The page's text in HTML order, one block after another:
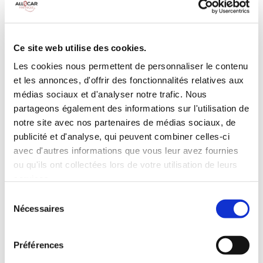
Ce site web utilise des cookies.
Les cookies nous permettent de personnaliser le contenu
et les annonces, d'offrir des fonctionnalités relatives aux
médias sociaux et d'analyser notre trafic. Nous
partageons également des informations sur l'utilisation de
notre site avec nos partenaires de médias sociaux, de
publicité et d'analyse, qui peuvent combiner celles-ci
avec d'autres informations que vous leur avez fournies
ou qu'ils ont collectées lors de votre utilisation de leurs
Nécessaires
Préférences
Galerie de toit Habillage Bois
Camera de recul
Cloison de
INCLUS À LA LOCATION
Killométrage illimité
Assurance tous risques (hors franchise)
Carburant : plein à rendre plein
CONDITIONS DE LOCATION
Age minimum :20 ans